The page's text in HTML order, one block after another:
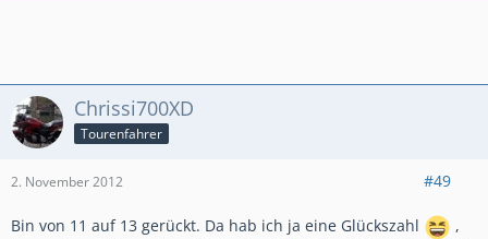
Chrissi700XD
Tourenfahrer
2. November 2012 #49
Bin von 11 auf 13 gerückt. Da hab ich ja eine Glückszahl
,